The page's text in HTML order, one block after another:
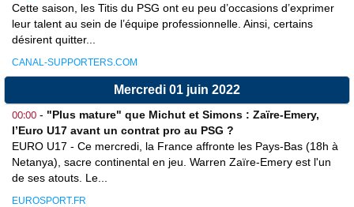
Cette saison, les Titis du PSG ont eu peu d’occasions d’exprimer
leur talent au sein de l’équipe professionnelle. Ainsi, certains
désirent quitter...
CANAL-SUPPORTERS.COM
Mercredi 01 juin 2022
00:00 - "Plus mature" que Michut et Simons : Zaïre-Emery,
l’Euro U17 avant un contrat pro au PSG ?
EURO U17 - Ce mercredi, la France affronte les Pays-Bas (18h à
Netanya), sacre continental en jeu. Warren Zaïre-Emery est l'un
de ses atouts. Le...
EUROSPORT.FR